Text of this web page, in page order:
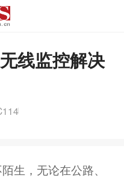
线监控解决
生，无论在公路、